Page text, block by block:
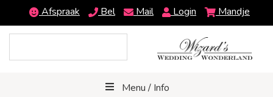
Afspraak Bel Mail Login Mandje
Menu / Info